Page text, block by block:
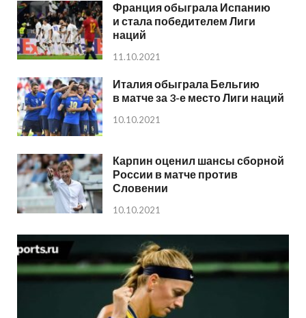
Франция обыграла Испанию
и стала победителем Лиги
наций
11.10.2021
Италия обыграла Бельгию
в матче за 3-е место Лиги наций
10.10.2021
Карпин оценил шансы сборной
России в матче против
Словении
10.10.2021